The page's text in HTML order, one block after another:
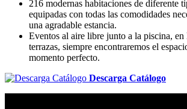
216 modernas habitaciones de diferente
equipadas con todas las comodidades
una agradable estancia.
Eventos al aire libre junto a la piscina, en
terrazas, siempre encontraremos el
momento perfecto.
Descarga Catálogo